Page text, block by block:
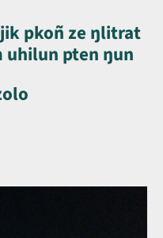
pkoñ ze ŋlitrat
uhilun pten ŋun